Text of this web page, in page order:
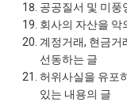
공공질서 및 미풍
회사의 자산을 악
계정거래, 현금거
선동하는 글
허위사실을 유포
있는 내용의 글